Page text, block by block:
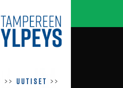
>>Uutiset >>